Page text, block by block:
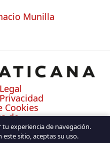
Munilla
Cookies
de
experiencia de navegación.
sitio, aceptas su uso.